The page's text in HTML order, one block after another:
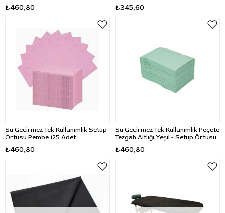
₺460,80 ₺345,60
Su Geçirmez Tek Kullanımlık Setup
Örtüsü Pembe 125 Adet
₺460,80
Su Geçirmez Tek Kullanımlık Peçete
Tezgah Altlığı Yeşil - Setup Örtüsü
₺460,80